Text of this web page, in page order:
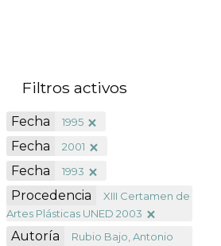
Filtros activos
Fecha 1995
Fecha 2001
Fecha 1993
Procedencia
XIII Certamen de
Artes Plásticas UNED 2003
Autoría
Rubio Bajo, Antonio